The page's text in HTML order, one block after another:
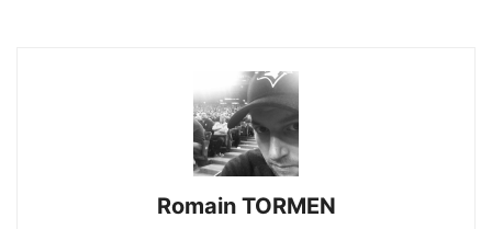
Romain TORMEN